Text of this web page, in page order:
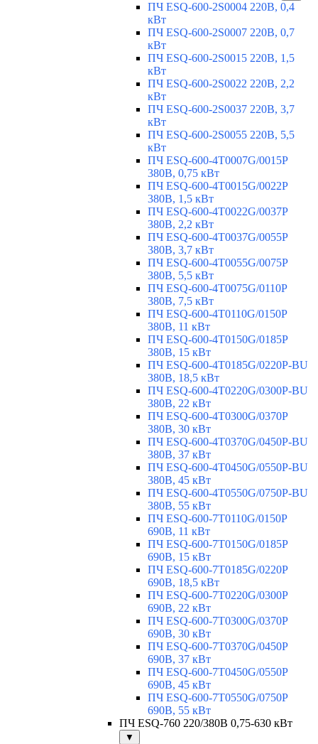
ПЧ ESQ-600-2S0004 220В, 0,4
кВт
ПЧ ESQ-600-2S0007 220В, 0,7
кВт
ПЧ ESQ-600-2S0015 220В, 1,5
кВт
ПЧ ESQ-600-2S0022 220В, 2,2
кВт
ПЧ ESQ-600-2S0037 220В, 3,7
кВт
ПЧ ESQ-600-2S0055 220В, 5,5
кВт
ПЧ ESQ-600-4T0007G/0015P
380В, 0,75 кВт
ПЧ ESQ-600-4T0015G/0022P
380В, 1,5 кВт
ПЧ ESQ-600-4T0022G/0037P
380В, 2,2 кВт
ПЧ ESQ-600-4T0037G/0055P
380В, 3,7 кВт
ПЧ ESQ-600-4T0055G/0075P
380В, 5,5 кВт
ПЧ ESQ-600-4T0075G/0110P
380В, 7,5 кВт
ПЧ ESQ-600-4T0110G/0150P
380В, 11 кВт
ПЧ ESQ-600-4T0150G/0185P
380В, 15 кВт
ПЧ ESQ-600-4T0185G/0220P-BU
380В, 18,5 кВт
ПЧ ESQ-600-4T0220G/0300P-BU
380В, 22 кВт
ПЧ ESQ-600-4T0300G/0370P
380В, 30 кВт
ПЧ ESQ-600-4T0370G/0450P-BU
380В, 37 кВт
ПЧ ESQ-600-4T0450G/0550P-BU
380В, 45 кВт
ПЧ ESQ-600-4T0550G/0750P-BU
380В, 55 кВт
ПЧ ESQ-600-7T0110G/0150P
690В, 11 кВт
ПЧ ESQ-600-7T0150G/0185P
690В, 15 кВт
ПЧ ESQ-600-7T0185G/0220P
690В, 18,5 кВт
ПЧ ESQ-600-7T0220G/0300P
690В, 22 кВт
ПЧ ESQ-600-7T0300G/0370P
690В, 30 кВт
ПЧ ESQ-600-7T0370G/0450P
690В, 37 кВт
ПЧ ESQ-600-7T0450G/0550P
690В, 45 кВт
ПЧ ESQ-600-7T0550G/0750P
690В, 55 кВт
ПЧ ESQ-760 220/380В 0,75-630 кВт
▼